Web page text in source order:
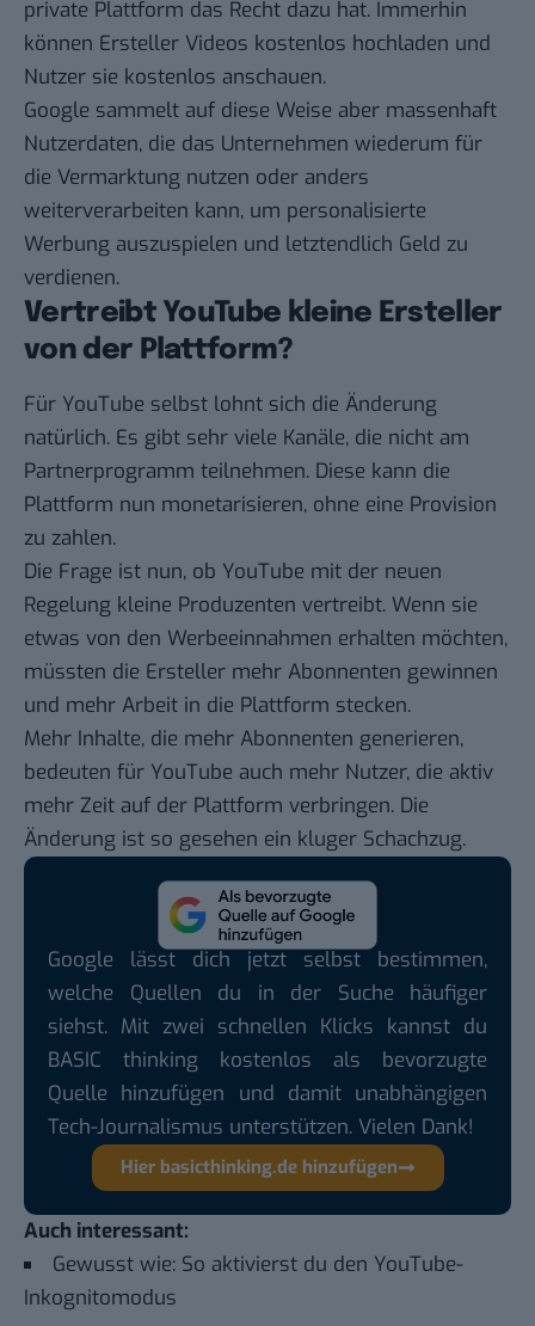
private Plattform das Recht dazu hat. Immerhin
können Ersteller Videos kostenlos hochladen und
Nutzer sie kostenlos anschauen.
Google sammelt auf diese Weise aber massenhaft
Nutzerdaten, die das Unternehmen wiederum für
die Vermarktung nutzen oder anders
weiterverarbeiten kann, um personalisierte
Werbung auszuspielen und letztendlich Geld zu
verdienen.
Vertreibt YouTube kleine Ersteller
von der Plattform?
Für YouTube selbst lohnt sich die Änderung
natürlich. Es gibt sehr viele Kanäle, die nicht am
Partnerprogramm teilnehmen. Diese kann die
Plattform nun monetarisieren, ohne eine Provision
zu zahlen.
Die Frage ist nun, ob YouTube mit der neuen
Regelung kleine Produzenten vertreibt. Wenn sie
etwas von den Werbeeinnahmen erhalten möchten,
müssten die Ersteller mehr Abonnenten gewinnen
und mehr Arbeit in die Plattform stecken.
Mehr Inhalte, die mehr Abonnenten generieren,
bedeuten für YouTube auch mehr Nutzer, die aktiv
mehr Zeit auf der Plattform verbringen. Die
Änderung ist so gesehen ein kluger Schachzug.
Google lässt dich jetzt selbst bestimmen,
welche Quellen du in der Suche häufiger
siehst. Mit zwei schnellen Klicks kannst du
BASIC thinking kostenlos als bevorzugte
Quelle hinzufügen und damit unabhängigen
Tech-Journalismus unterstützen. Vielen Dank!
Hier basicthinking.de hinzufügen
Auch interessant:
Gewusst wie: So aktivierst du den YouTube-
Inkognitomodus